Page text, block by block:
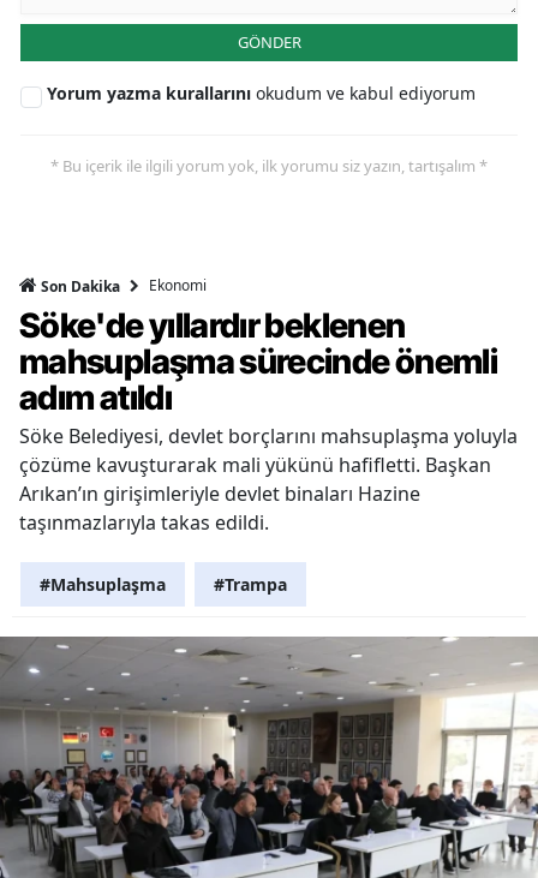
GÖNDER
Yorum yazma kurallarını okudum ve kabul ediyorum
* Bu içerik ile ilgili yorum yok, ilk yorumu siz yazın, tartışalım *
Son Dakika Ekonomi
Söke'de yıllardır beklenen
mahsuplaşma sürecinde önemli
adım atıldı
Söke Belediyesi, devlet borçlarını mahsuplaşma yoluyla
çözüme kavuşturarak mali yükünü hafifletti. Başkan
Arıkan’ın girişimleriyle devlet binaları Hazine
taşınmazlarıyla takas edildi.
#Mahsuplaşma #Trampa